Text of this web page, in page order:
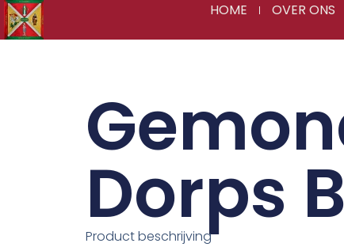
HOME OVER ONS
Dorps
Product beschrijving